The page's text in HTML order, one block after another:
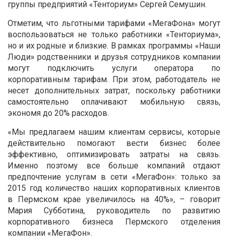
группы предприятий «Тенториум» Сергей Семушин.
Отметим, что льготными тарифами «МегаФона» могут
воспользоваться не только работники «Тенториума»,
но и их родные и близкие. В рамках программы «Наши
Люди» родственники и друзья сотрудников компании
могут подключить услуги оператора по
корпоративным тарифам. При этом, работодатель не
несет дополнительных затрат, поскольку работники
самостоятельно оплачивают мобильную связь,
экономя до 20% расходов.
«Мы предлагаем нашим клиентам сервисы, которые
действительно помогают вести бизнес более
эффективно, оптимизировать затраты на связь.
Именно поэтому все больше компаний отдают
предпочтение услугам в сети «МегаФон»: только за
2015 год количество наших корпоративных клиентов
в Пермском крае увеличилось на 40%», – говорит
Мария Субботина, руководитель по развитию
корпоративного бизнеса Пермского отделения
компании «МегаФон».